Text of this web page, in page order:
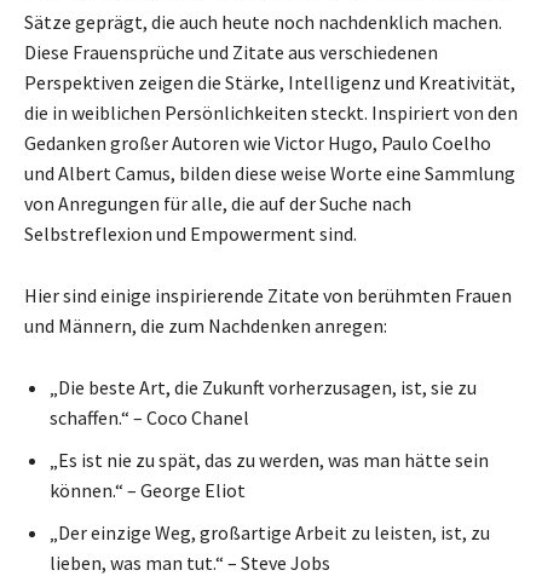
Sätze geprägt, die auch heute noch nachdenklich machen.
Diese Frauensprüche und Zitate aus verschiedenen
Perspektiven zeigen die Stärke, Intelligenz und Kreativität,
die in weiblichen Persönlichkeiten steckt. Inspiriert von den
Gedanken großer Autoren wie Victor Hugo, Paulo Coelho
und Albert Camus, bilden diese weise Worte eine Sammlung
von Anregungen für alle, die auf der Suche nach
Selbstreflexion und Empowerment sind.
Hier sind einige inspirierende Zitate von berühmten Frauen
und Männern, die zum Nachdenken anregen:
„Die beste Art, die Zukunft vorherzusagen, ist, sie zu
schaffen.“ – Coco Chanel
„Es ist nie zu spät, das zu werden, was man hätte sein
können.“ – George Eliot
„Der einzige Weg, großartige Arbeit zu leisten, ist, zu
lieben, was man tut.“ – Steve Jobs